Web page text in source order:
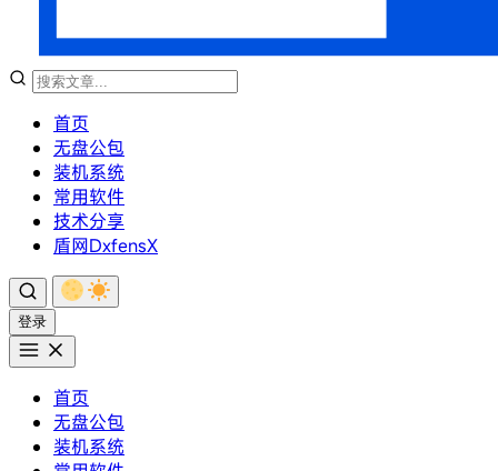
首页
无盘公包
装机系统
常用软件
技术分享
盾网DxfensX
登录
首页
无盘公包
装机系统